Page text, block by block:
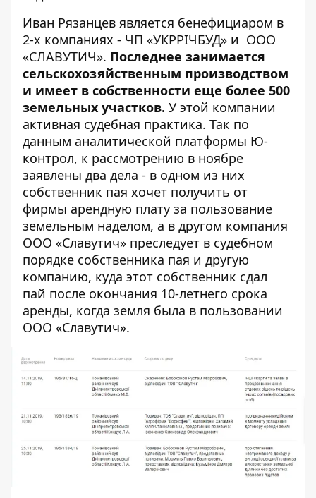
Иван Рязанцев является бенефициаром в
2-х компаниях - ЧП «УКРРІЧБУД» и ООО
«СЛАВУТИЧ». Последнее занимается
сельскохозяйственным производством
и имеет в собственности еще более 500
земельных участков. У этой компании
активная судебная практика. Так по
данным аналитической платформы Ю-
контрол, к рассмотрению в ноябре
заявлены два дела - в одном из них
собственник пая хочет получить от
фирмы арендную плату за пользование
земельным наделом, а в другом компания
ООО «Славутич» преследует в судебном
порядке собственника пая и другую
компанию, куда этот собственник сдал
пай после окончания 10-летнего срока
аренды, когда земля была в пользовании
ООО «Славутич».